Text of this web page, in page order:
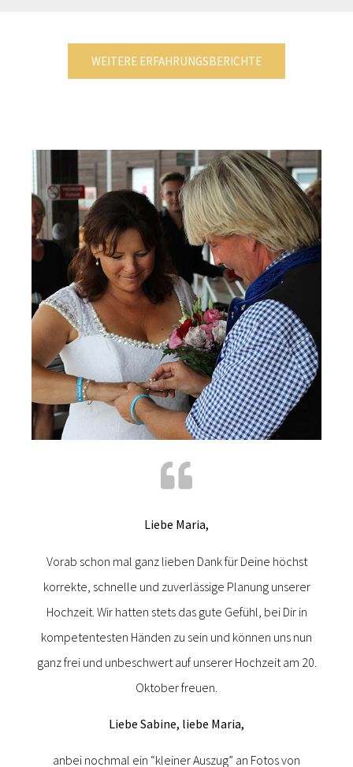
WEITERE ERFAHRUNGSBERICHTE
Liebe Maria,
Vorab schon mal ganz lieben Dank für Deine höchst
korrekte, schnelle und zuverlässige Planung unserer
Hochzeit. Wir hatten stets das gute Gefühl, bei Dir in
kompetentesten Händen zu sein und können uns nun
ganz frei und unbeschwert auf unserer Hochzeit am 20.
Oktober freuen.
Liebe Sabine, liebe Maria,
anbei nochmal ein “kleiner Auszug” an Fotos von